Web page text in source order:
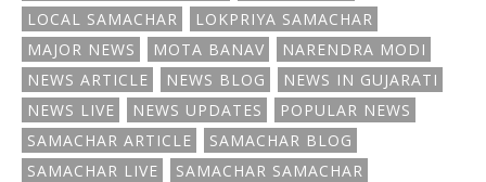
LOCAL SAMACHAR
LOKPRIYA SAMACHAR
MAJOR NEWS
MOTA BANAV
NARENDRA MODI
NEWS ARTICLE
NEWS BLOG
NEWS IN GUJARATI
NEWS LIVE
NEWS UPDATES
POPULAR NEWS
SAMACHAR ARTICLE
SAMACHAR BLOG
SAMACHAR LIVE
SAMACHAR SAMACHAR